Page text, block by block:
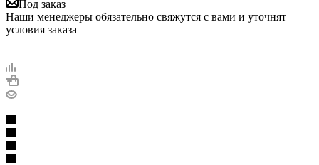
Под заказ
Наши менеджеры обязательно свяжутся с вами и уточнят
условия заказа